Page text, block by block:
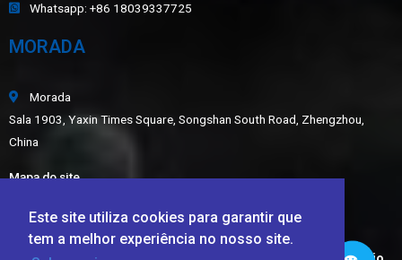
Este site utiliza cookies para garantir que
tem a melhor experiência no nosso site.
Whatsapp: +86 18039337725
MORADA
Morada
Sala 1903, Yaxin Times Square, Songshan South Road, Zhengzhou,
China
Mapa do site
ÚLTIMAS NOTÍCIAS